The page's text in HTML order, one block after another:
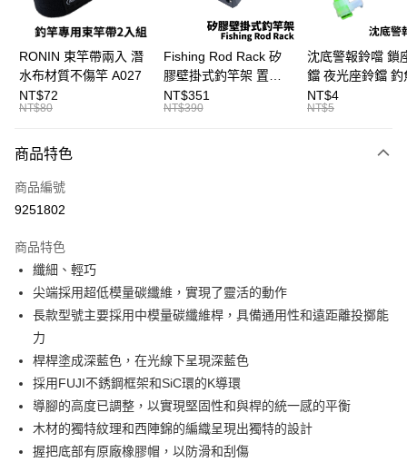
上海商業儲蓄銀行
台北富邦商業銀行
國泰世華商業銀行
兆豐國際商業銀行
臺灣中小企業銀行
台中商業銀行
匯豐（台灣）商業銀行
華泰商業銀行
聯邦商業銀行
遠東國際商業銀行
元大商業銀行
台灣樂天信用卡公司
街口支付
大哥付你分期
相關說明
2.付款方式選擇「大哥付你分期」，訂單成立後會自動跳轉到大哥付的交易
成交易。
4.訂單成立30分鐘內，如未前往確認交易或遇審核未通過，訂單將自動取
法說明評估內容。
【繳款方式說明】
1.分期款項不併入電信帳單，「大哥付你分期」於每月結算日後寄送繳費提
醒簡訊。
2.透過簡訊連結打開帳單後，可選擇「超商條碼／台灣大直營門市／銀行轉
帳／街口支付／iPASS MONEY」等通路繳費。
【注意事項】
1.本服務係由「台灣大哥大股份有限公司」（以下簡稱本公司）所提供，讓
用戶於交易時，得透過本服務購買商品或服務，並由商店將買賣／分期付款
買賣價金債權讓與本公司後，依約使用本公司帳單繳交帳款。
2.基於同意付款使用「大哥付你分期」之契約關係目的，商店將以您的個人
資料（包含姓名、電話或地址）提供予台灣大哥大進項蒐集、處理及利用，
相關說明
AFTEE先享後付是「在收到商品之後才付款」的支付方式。 讓您購物簡單
便利好安心！
２．便利：只要手機號碼，簡訊認證，即可結帳。
【「AFTEE先享後付」結帳流程】
１．於結帳方式選擇「AFTEE先享後付」後，將跳轉至「AFTEE先享後付」
結帳頁面，進行簡訊認證並確認金額後，即可完成結帳。
２．訂單成立數日內，您將收到繳費通知簡訊。
３．收到繳費通知簡訊後14天內，點擊此簡訊中的連結，可透過四大超商／
※ 請注意：結帳手續完成當下不需立刻繳費，但若您需要取消訂單，請聯絡
購買商品的店家。未經商家同意取消之訂單仍視為有效，需透過AFTEE先享
後付繳納相關費用。
※ 交易是否成功請以「AFTEE先享後付 」之結帳頁面顯示為準，若有關於
是否繳費成功／繳費後需取消欲退款等相關疑問，請聯繫「AFTEE先享後付
ATM付款
運送方式
一般宅配（門市自取請勿下單，請聯繫客服）
每筆NT$100，滿NT$2,000(含以上)免運費
離島一般宅配
每筆NT$200，滿NT$2,000(含以上)免運費
貨到付款（門市自取請勿下單，請聯繫客服）
每筆NT$200，滿NT$3,000(含以上)免運費
RONIN 束竿帶兩入 潛
水布材質不傷竿 A027
NT$72
NT$80
Fishing Rod Rack 矽
膠壁掛式釣竿架 置竿
架 壁鎖式竿架 釣竿展
示架 T1086
NT$351
NT$390
沈底警報鈴噹 鎖
鐺 夜光座鈴鐺 釣
鐺 沉底鈴鐺 1入 可插
Ø4.5x37mm夜光
NT$4
NT$5
商品特色
商品編號
9251802
商品特色
纖細、輕巧
尖端採用超低模量碳纖維，實現了靈活的動作
長款型號主要採用中模量碳纖維桿，具備通用性和遠距離投擲能
力
桿桿塗成深藍色，在光線下呈現深藍色
採用FUJI不銹鋼框架和SiC環的K導環
導腳的高度已調整，以實現堅固性和與桿的統一感的平衡
木材的獨特紋理和西陣錦的編織呈現出獨特的設計
握把底部有原廠橡膠帽，以防滑和刮傷